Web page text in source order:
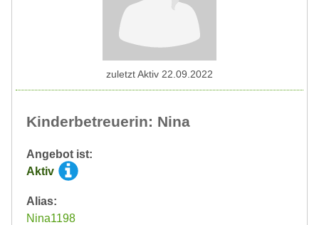
Kinderbetreuerin: Nina
Angebot ist:
Aktiv
Alias:
Nina1198
zuletzt Aktiv 22.09.2022